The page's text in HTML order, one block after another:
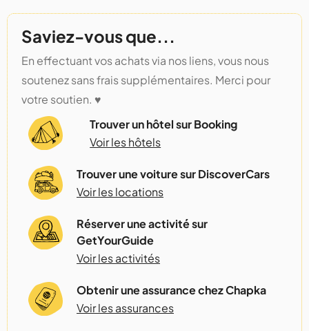
Saviez-vous que...
En effectuant vos achats via nos liens, vous nous
soutenez sans frais supplémentaires. Merci pour
votre soutien. ♥️
Trouver un hôtel sur Booking
Voir les hôtels
Trouver une voiture sur DiscoverCars
Voir les locations
Réserver une activité sur
GetYourGuide
Voir les activités
Obtenir une assurance chez Chapka
Voir les assurances